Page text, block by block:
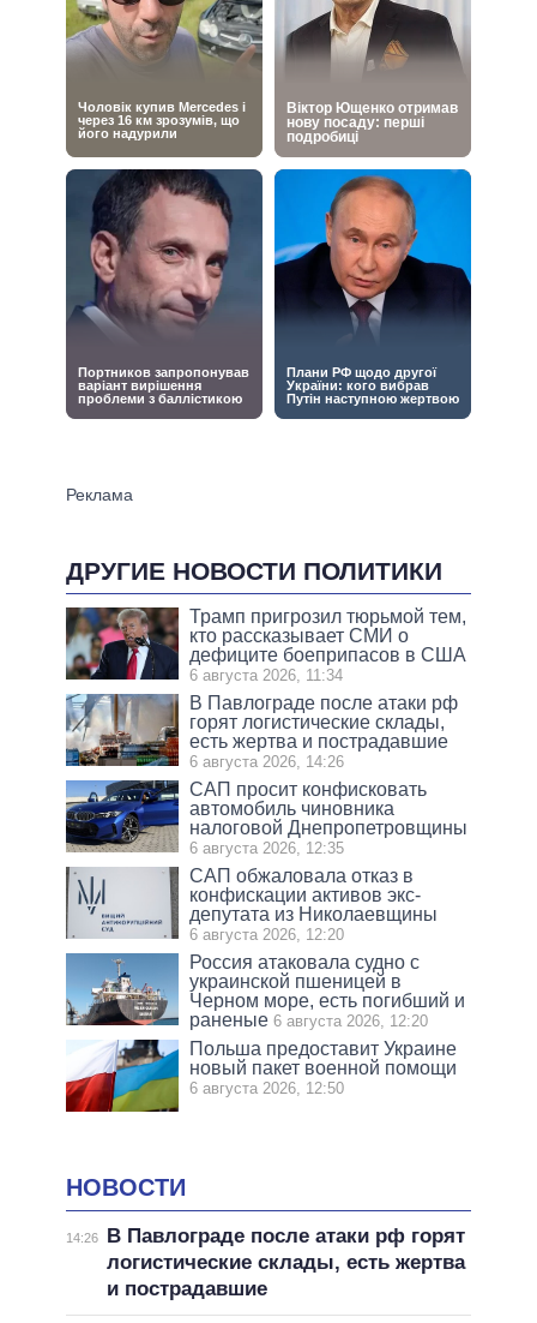
ДРУГИЕ НОВОСТИ ПОЛИТИКИ
Трамп пригрозил тюрьмой тем,
кто рассказывает СМИ о
дефиците боеприпасов в США
6 августа 2026, 11:34
В Павлограде после атаки рф
горят логистические склады,
есть жертва и пострадавшие
6 августа 2026, 14:26
САП просит конфисковать
автомобиль чиновника
налоговой Днепропетровщины
6 августа 2026, 12:35
САП обжаловала отказ в
конфискации активов экс-
депутата из Николаевщины
6 августа 2026, 12:20
Россия атаковала судно с
украинской пшеницей в
Черном море, есть погибший и
раненые 6 августа 2026, 12:20
Польша предоставит Украине
новый пакет военной помощи
6 августа 2026, 12:50
НОВОСТИ
14:26
В Павлограде после атаки рф горят
логистические склады, есть жертва
и пострадавшие